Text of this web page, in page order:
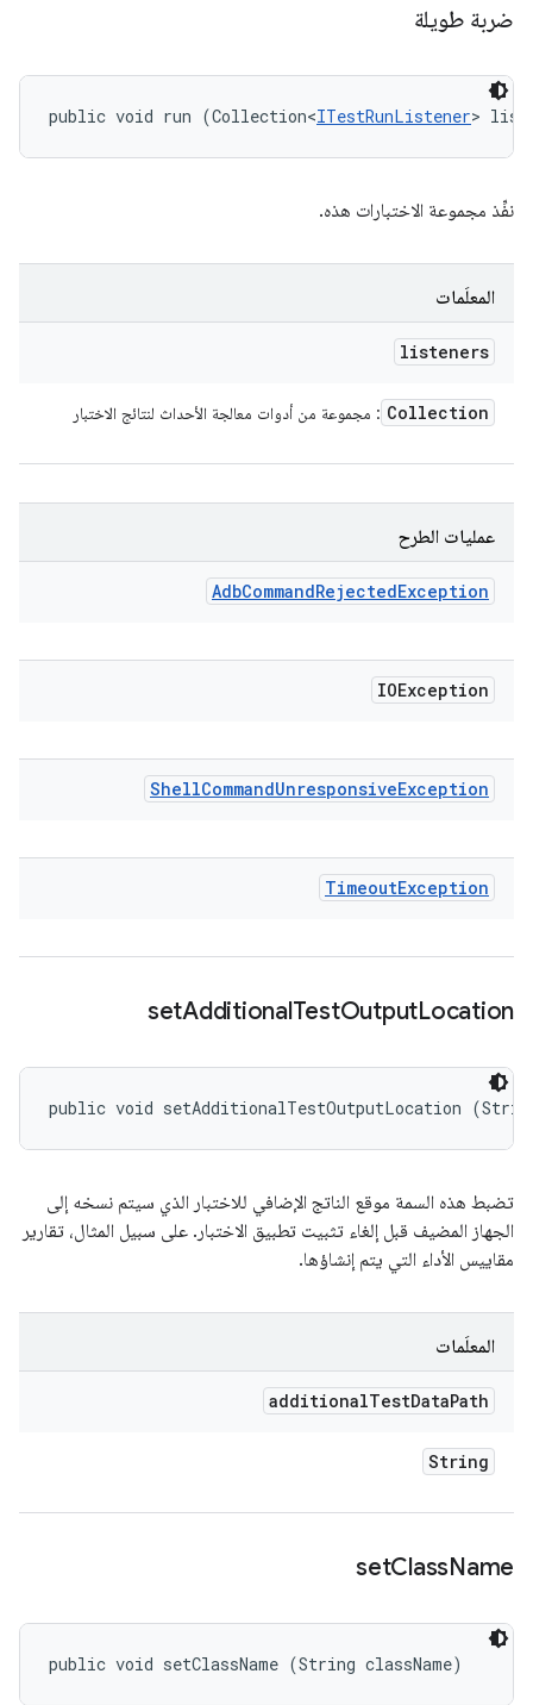
ضربة طويلة
public void run (Collection<ITestRunListener>
نفِّذ مجموعة الاختبارات هذه.
المعلَمات
listeners
Collection : مجموعة من أدوات معالجة الأحداث لنتائج الاختبار
عمليات الطرح
AdbCommandRejectedException
IOException
ShellCommandUnresponsiveException
TimeoutException
setAdditionalTestOutputLocation
public void setAdditionalTestOutputLocation
تضبط هذه السمة موقع الناتج الإضافي للاختبار الذي سيتم نسخه إلى
الجهاز المضيف قبل إلغاء تثبيت تطبيق الاختبار. على سبيل المثال، تقارير
مقاييس الأداء التي يتم إنشاؤها.
المعلَمات
additionalTestDataPath
String
setClassName
public void setClassName (String className)